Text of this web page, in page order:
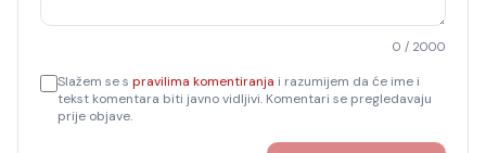
0 / 2000
Slažem se s pravilima komentiranja i razumijem da će ime i
tekst komentara biti javno vidljivi. Komentari se pregledavaju
prije objave.